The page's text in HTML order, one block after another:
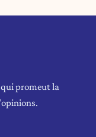
qui promeut la